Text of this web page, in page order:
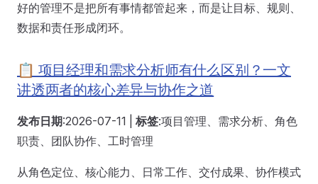
好的管理不是把所有事情都管起来，而是让目标、规则、
数据和责任形成闭环。
📋 项目经理和需求分析师有什么区别？一文
讲透两者的核心差异与协作之道
发布日期:2026-07-11 | 标签:项目管理、需求分析、角色
职责、团队协作、工时管理
从角色定位、核心能力、日常工作、交付成果、协作模式